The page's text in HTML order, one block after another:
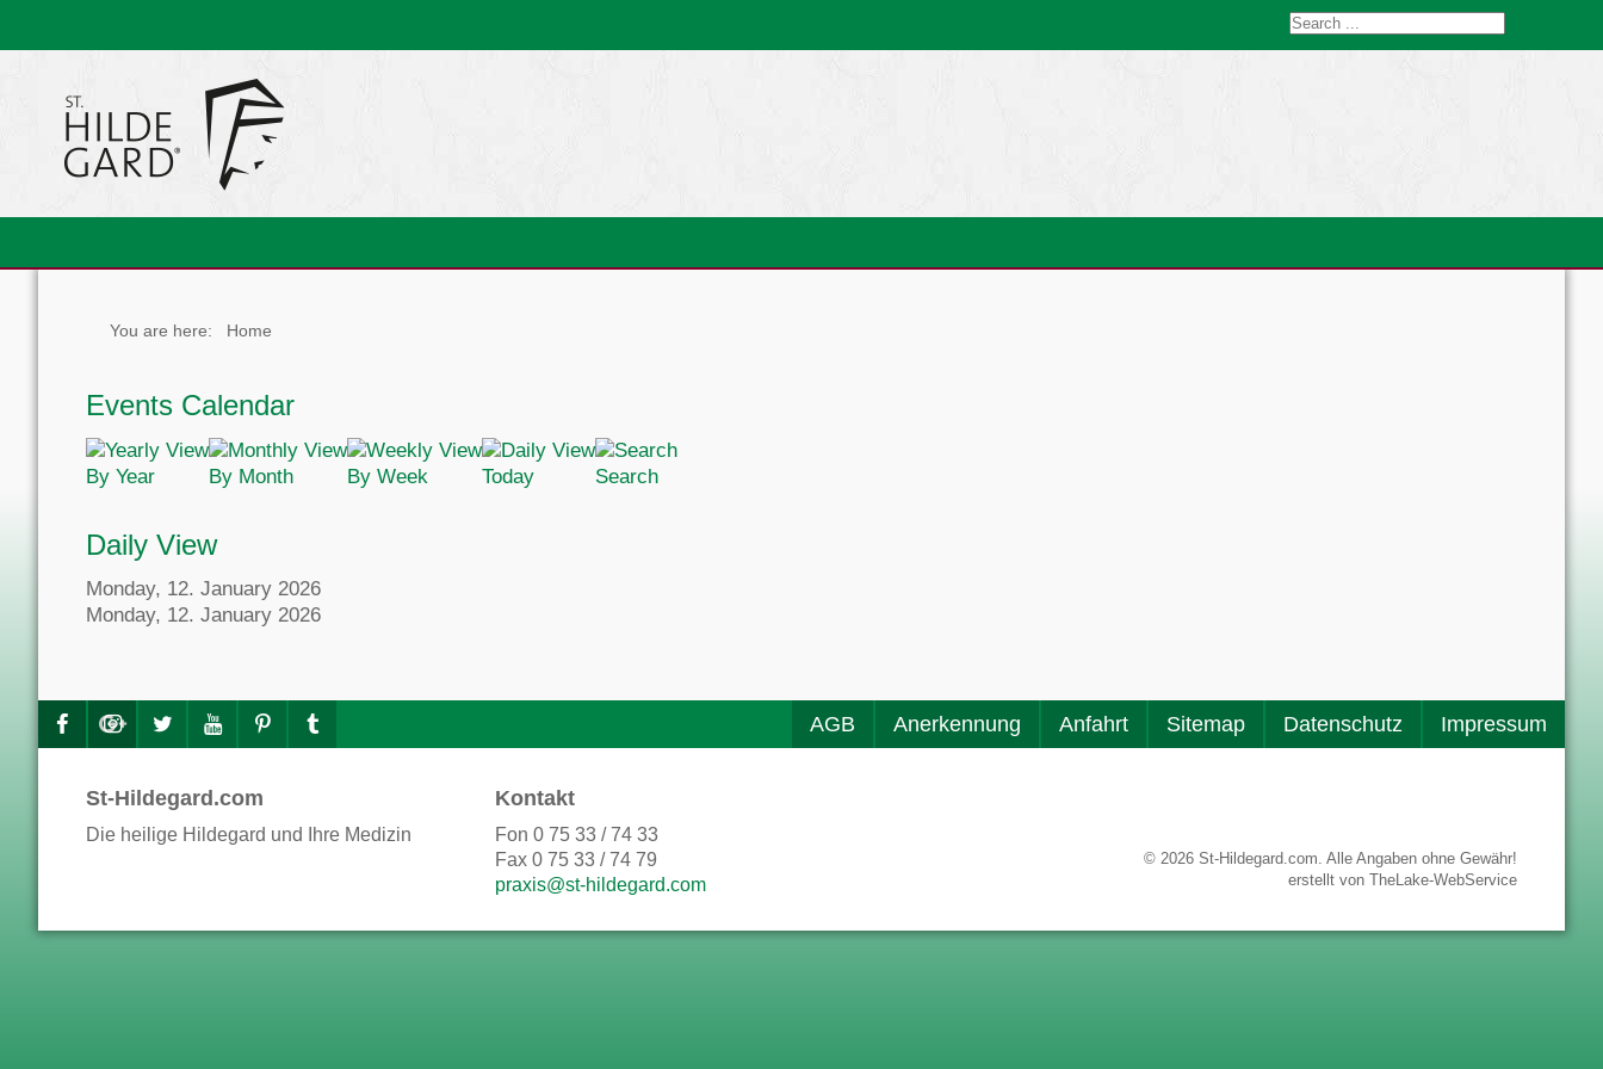
You are here: Home
Events Calendar
By Year By Month By Week Today Search
Daily View
Monday, 12. January 2026
Monday, 12. January 2026
AGB Anerkennung Anfahrt Sitemap Datenschutz Impressum
St-Hildegard.com
Die heilige Hildegard und Ihre Medizin
Kontakt
Fon 0 75 33 / 74 33
Fax 0 75 33 / 74 79
praxis@st-hildegard.com
© 2026 St-Hildegard.com. Alle Angaben ohne Gewähr!
erstellt von TheLake-WebService